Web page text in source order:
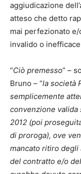
aggiudicazione
atteso che detto
mai perfezionato
invalido o
“Ciò premesso” –
Bruno – “la società
semplicemente
convenzione
2012 (poi
di proroga), ove
mancato ritiro degli
del contratto e/o